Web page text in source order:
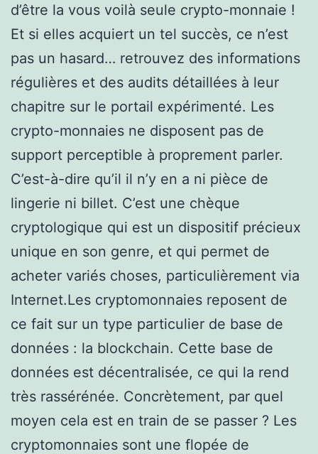
d’être la vous voilà seule crypto-monnaie !
Et si elles acquiert un tel succès, ce n’est
pas un hasard… retrouvez des informations
régulières et des audits détaillées à leur
chapitre sur le portail expérimenté. Les
crypto-monnaies ne disposent pas de
support perceptible à proprement parler.
C’est-à-dire qu’il il n’y en a ni pièce de
lingerie ni billet. C’est une chèque
cryptologique qui est un dispositif précieux
unique en son genre, et qui permet de
acheter variés choses, particulièrement via
Internet.Les cryptomonnaies reposent de
ce fait sur un type particulier de base de
données : la blockchain. Cette base de
données est décentralisée, ce qui la rend
très rassérénée. Concrètement, par quel
moyen cela est en train de se passer ? Les
cryptomonnaies sont une flopée de